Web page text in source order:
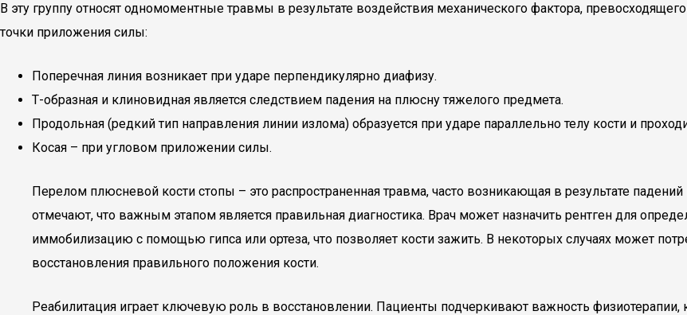
В эту группу относят одномоментные травмы в результате воздействия механического фактора,
точки приложения силы:
Поперечная линия возникает при ударе перпендикулярно диафизу.
Т-образная и клиновидная является следствием падения на плюсну тяжелого предмета.
Продольная (редкий тип направления линии излома) образуется при ударе параллельно телу кости и
Косая – при угловом приложении силы.
Перелом плюсневой кости стопы – это распространенная травма, часто возникающая в результате
отмечают, что важным этапом является правильная диагностика. Врач может назначить рентген для
иммобилизацию с помощью гипса или ортеза, что позволяет кости зажить. В некоторых случаях может
восстановления правильного положения кости.
Реабилитация играет ключевую роль в восстановлении. Пациенты подчеркивают важность физиотерапии,